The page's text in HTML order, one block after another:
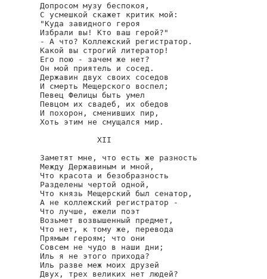
Допросом музу беспокоя,
С усмешкой скажет критик мой:
"Куда завидного героя
Избрали вы! Кто ваш герой?"
- А что? Коллежский регистратор.
Какой вы строгий литератор!
Его пою - зачем же нет?
Он мой приятель и сосед.
Державин двух своих соседов
И смерть Мещерского воспел;
Певец Фелицы быть умел
Певцом их свадеб, их обедов
И похорон, сменивших пир,
Хоть этим не смущался мир.
            XII
Заметят мне, что есть же разность
Между Державиным и мной,
Что красота и безобразность
Разделены чертой одной,
Что князь Мещерский был сенатор,
А не коллежский регистратор -
Что лучше, ежели поэт
Возьмет возвышенный предмет,
Что нет, к тому же, перевода
Прямым героям; что они
Совсем не чудо в наши дни;
Иль я не этого прихода?
Иль разве меж моих друзей
Двух, трех великих нет людей?